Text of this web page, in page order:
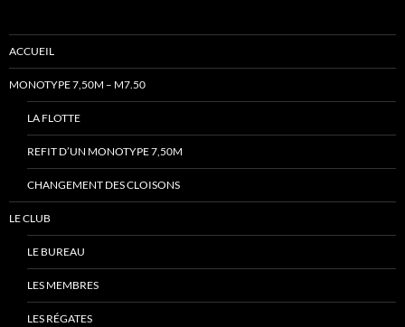
ACCUEIL
MONOTYPE 7,50M – M7.50
LA FLOTTE
REFIT D’UN MONOTYPE 7,50M
CHANGEMENT DES CLOISONS
LE CLUB
LE BUREAU
LES MEMBRES
LES RÉGATES